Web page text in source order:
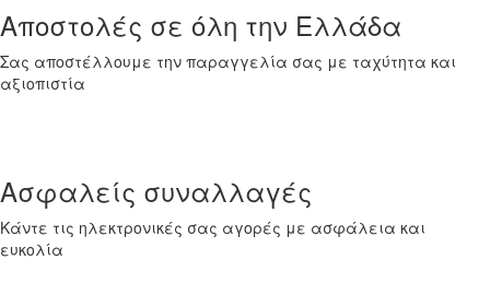
Αποστολές σε όλη την Ελλάδα
Σας αποστέλλουμε την παραγγελία σας με ταχύτητα και
αξιοπιστία
Ασφαλείς συναλλαγές
Κάντε τις ηλεκτρονικές σας αγορές με ασφάλεια και
ευκολία